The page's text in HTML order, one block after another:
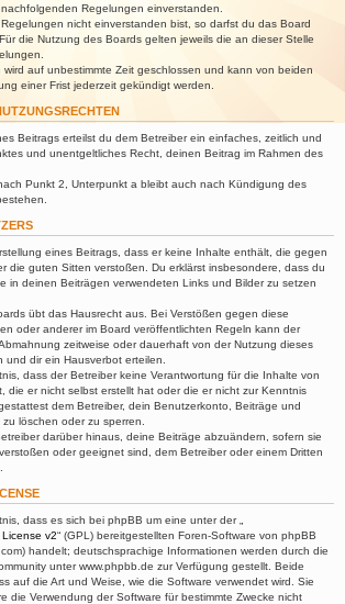
Regelungen einverstanden.
nicht einverstanden bist, so darfst du das Board
die Nutzung des Boards gelten jeweils die an dieser Stelle
wird auf unbestimmte Zeit geschlossen und kann von beiden
einer Frist jederzeit gekündigt werden.
Beitrags erteilst du dem Betreiber ein einfaches, zeitlich und
und unentgeltliches Recht, deinen Beitrag im Rahmen des
Punkt 2, Unterpunkt a bleibt auch nach Kündigung des
eines Beitrags, dass er keine Inhalte enthält, die gegen
die guten Sitten verstoßen. Du erklärst insbesondere, dass du
in deinen Beiträgen verwendeten Links und Bilder zu setzen
übt das Hausrecht aus. Bei Verstößen gegen diese
oder anderer im Board veröffentlichten Regeln kann der
zeitweise oder dauerhaft von der Nutzung dieses
und dir ein Hausverbot erteilen.
dass der Betreiber keine Verantwortung für die Inhalte von
die er nicht selbst erstellt hat oder die er nicht zur Kenntnis
dem Betreiber, dein Benutzerkonto, Beiträge und
löschen oder zu sperren.
darüber hinaus, deine Beiträge abzuändern, sofern sie
oder geeignet sind, dem Betreiber oder einem Dritten
dass es sich bei phpBB um eine unter der „
v2“ (GPL) bereitgestellten Foren-Software von phpBB
handelt; deutschsprachige Informationen werden durch die
unter www.phpbb.de zur Verfügung gestellt. Beide
auf die Art und Weise, wie die Software verwendet wird. Sie
die Verwendung der Software für bestimmte Zwecke nicht